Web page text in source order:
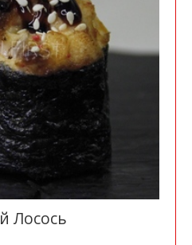
Лосось